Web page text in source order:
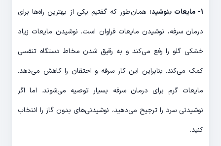
1- مایعات بنوشید:
همان‌طور که گفتیم یکی از بهترین راه‌ها برای
درمان سرفه، نوشیدن مایعات فراوان است. نوشیدن مایعات زیاد
خشکی گلو را رفع می‌کند و به رقیق شدن مخاط دستگاه تنفسی
کمک می‌کند. بنابراین این کار سرفه و احتقان را کاهش می‌دهد.
مایعات گرم برای درمان سرفه بسیار توصیه می‌شوند. اما اگر
نوشیدنی سرد را ترجیح می‌دهید، نوشیدنی‌های بدون گاز را انتخاب
کنید.